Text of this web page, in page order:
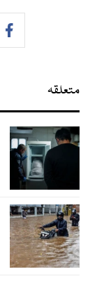
متعلقہ